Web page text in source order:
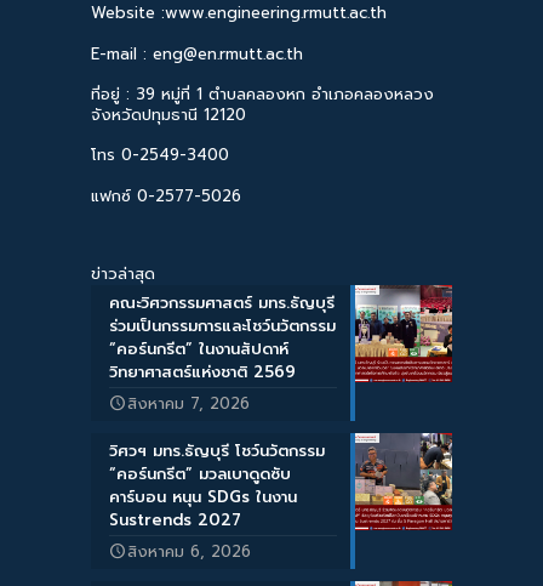
Website :www.engineering.rmutt.ac.th
E-mail : eng@en.rmutt.ac.th
ที่อยู่ : 39 หมู่ที่ 1 ตำบลคลองหก อำเภอคลองหลวง
จังหวัดปทุมธานี 12120
โทร 0-2549-3400
แฟกซ์ 0-2577-5026
ข่าวล่าสุด
คณะวิศวกรรมศาสตร์ มทร.ธัญบุรี
ร่วมเป็นกรรมการและโชว์นวัตกรรม
“คอร์นกรีต” ในงานสัปดาห์
วิทยาศาสตร์แห่งชาติ 2569
สิงหาคม 7, 2026
วิศวฯ มทร.ธัญบุรี โชว์นวัตกรรม
“คอร์นกรีต” มวลเบาดูดซับ
คาร์บอน หนุน SDGs ในงาน
Sustrends 2027
สิงหาคม 6, 2026